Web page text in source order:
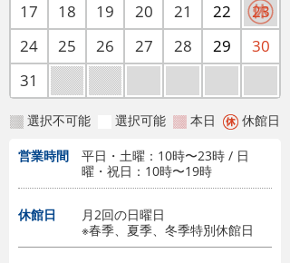
17
18 19 20 21 22
23
24
25 26 27 28 29
30
31
選択不可能 選択可能 本日 休館日
営業時間
平日・土曜：10時〜23時 / 日
曜・祝日：10時〜19時
休館日
月2回の日曜日
※春季、夏季、冬季特別休館日